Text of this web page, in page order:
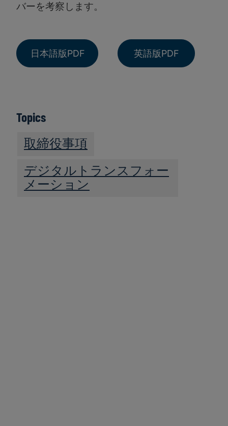
バーを考察します。
日本語版PDF 英語版PDF
Topics
取締役事項
デジタルトランスフォー
メーション